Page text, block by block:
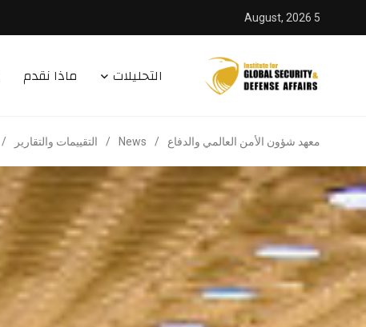
5 August, 2026
التحليلات ماذا نقدم
معهد شؤون الأمن العالمي والدفاع /
News
/ التقييمات والتقارير /